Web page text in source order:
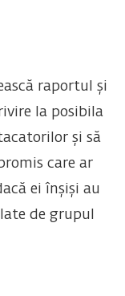
raportul și
la posibila
și să
care ar
ei înșiși au
de grupul